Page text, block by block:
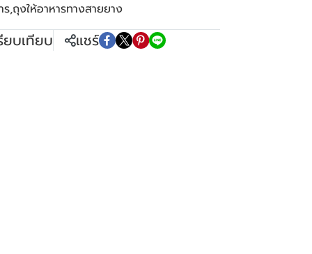
ร,ถุงให้อาหารทางสายยาง
ยบเทียบ แชร์